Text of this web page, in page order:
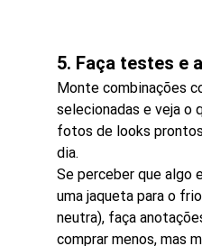
5. Faça testes e
Monte combinações
selecionadas e veja o
fotos de looks
dia.
Se perceber que algo
uma jaqueta para o
neutra), faça
comprar menos, mas